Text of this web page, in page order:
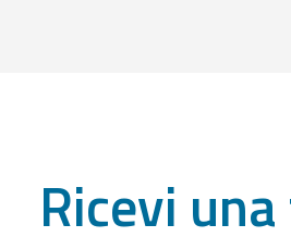
Ricevi